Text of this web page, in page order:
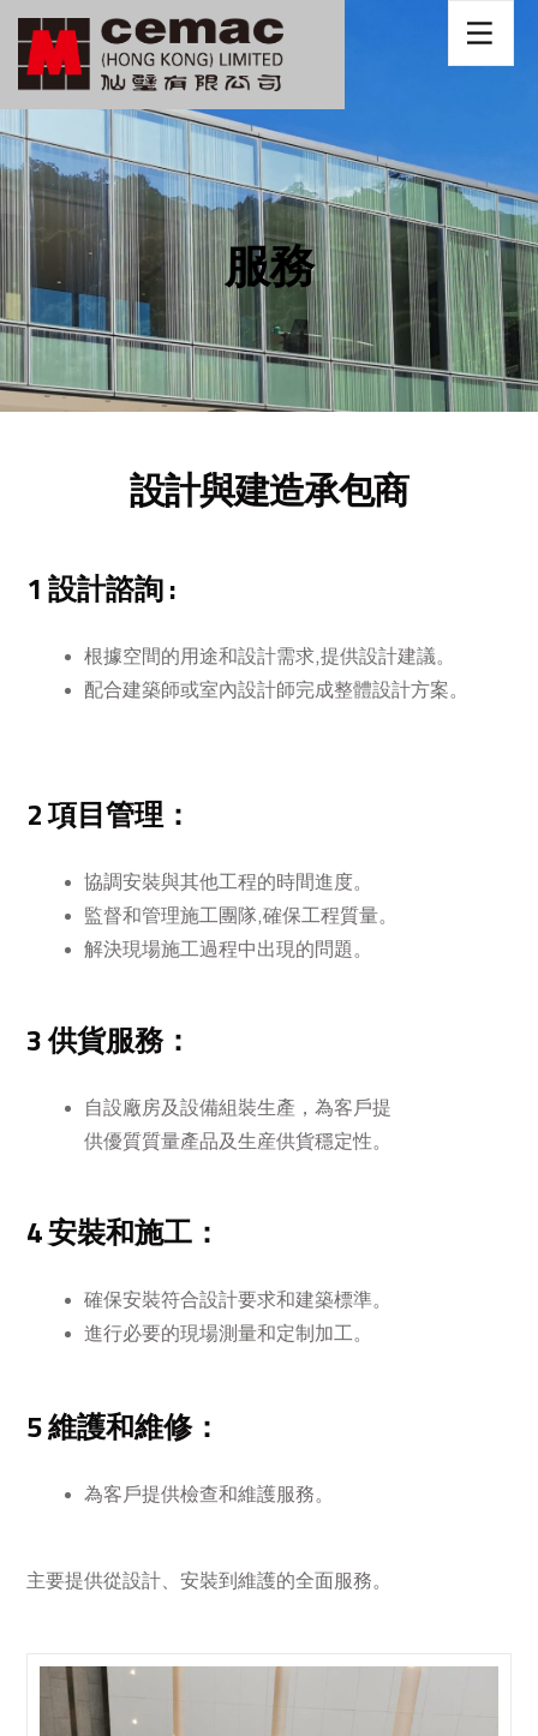
服務
設計與建造承包商
1 設計諮詢 :
根據空間的用途和設計需求,提供設計建議。
配合建築師或室內設計師完成整體設計方案。
2 項目管理：
協調安裝與其他工程的時間進度。
監督和管理施工團隊,確保工程質量。
解決現場施工過程中出現的問題。
3 供貨服務：
自設廠房及設備組裝生產，為客戶提
供優質質量產品及生産供貨穩定性。
4 安裝和施工：
確保安裝符合設計要求和建築標準。
進行必要的現場測量和定制加工。
5 維護和維修：
為客戶提供檢查和維護服務。
主要提供從設計、安裝到維護的全面服務。